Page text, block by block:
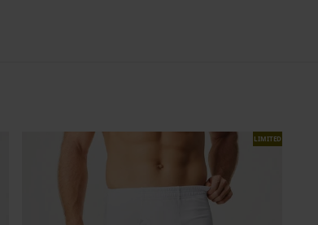
LIMITED